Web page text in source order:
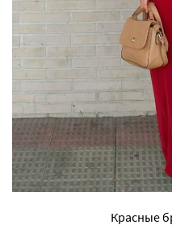
Красные